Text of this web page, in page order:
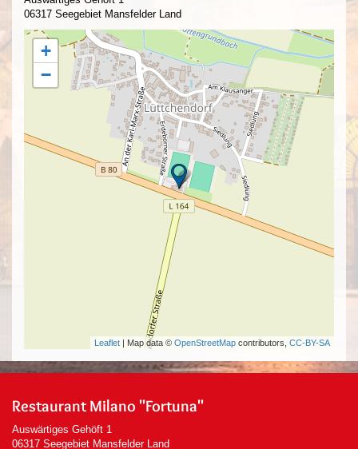
06317 Seegebiet Mansfelder Land
+
−
Leaflet | Map data © OpenStreetMap contributors, CC-BY-SA
Restaurant Milano "Fortuna"
Auswärtiges Gehöft 1
06317 Seegebiet Mansfelder Land